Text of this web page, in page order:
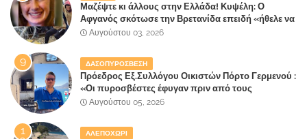
Μαζέψτε κι άλλους στην Ελλάδα! Κυψέλη: Ο
Αφγανός σκότωσε την Βρετανίδα επειδή «ήθελε να
κάνει τη σύντροφό του χριστιανή»
Αυγούστου 03, 2026
ΔΑΣΟΠΥΡΟΣΒΕΣΗ
Πρόεδρος Εξ.Συλλόγου Οικιστών Πόρτο Γερμενού :
«Οι πυροσβέστες έφυγαν πριν από τους
κατοίκους»
Αυγούστου 05, 2026
ΑΛΕΠΟΧΩΡΙ